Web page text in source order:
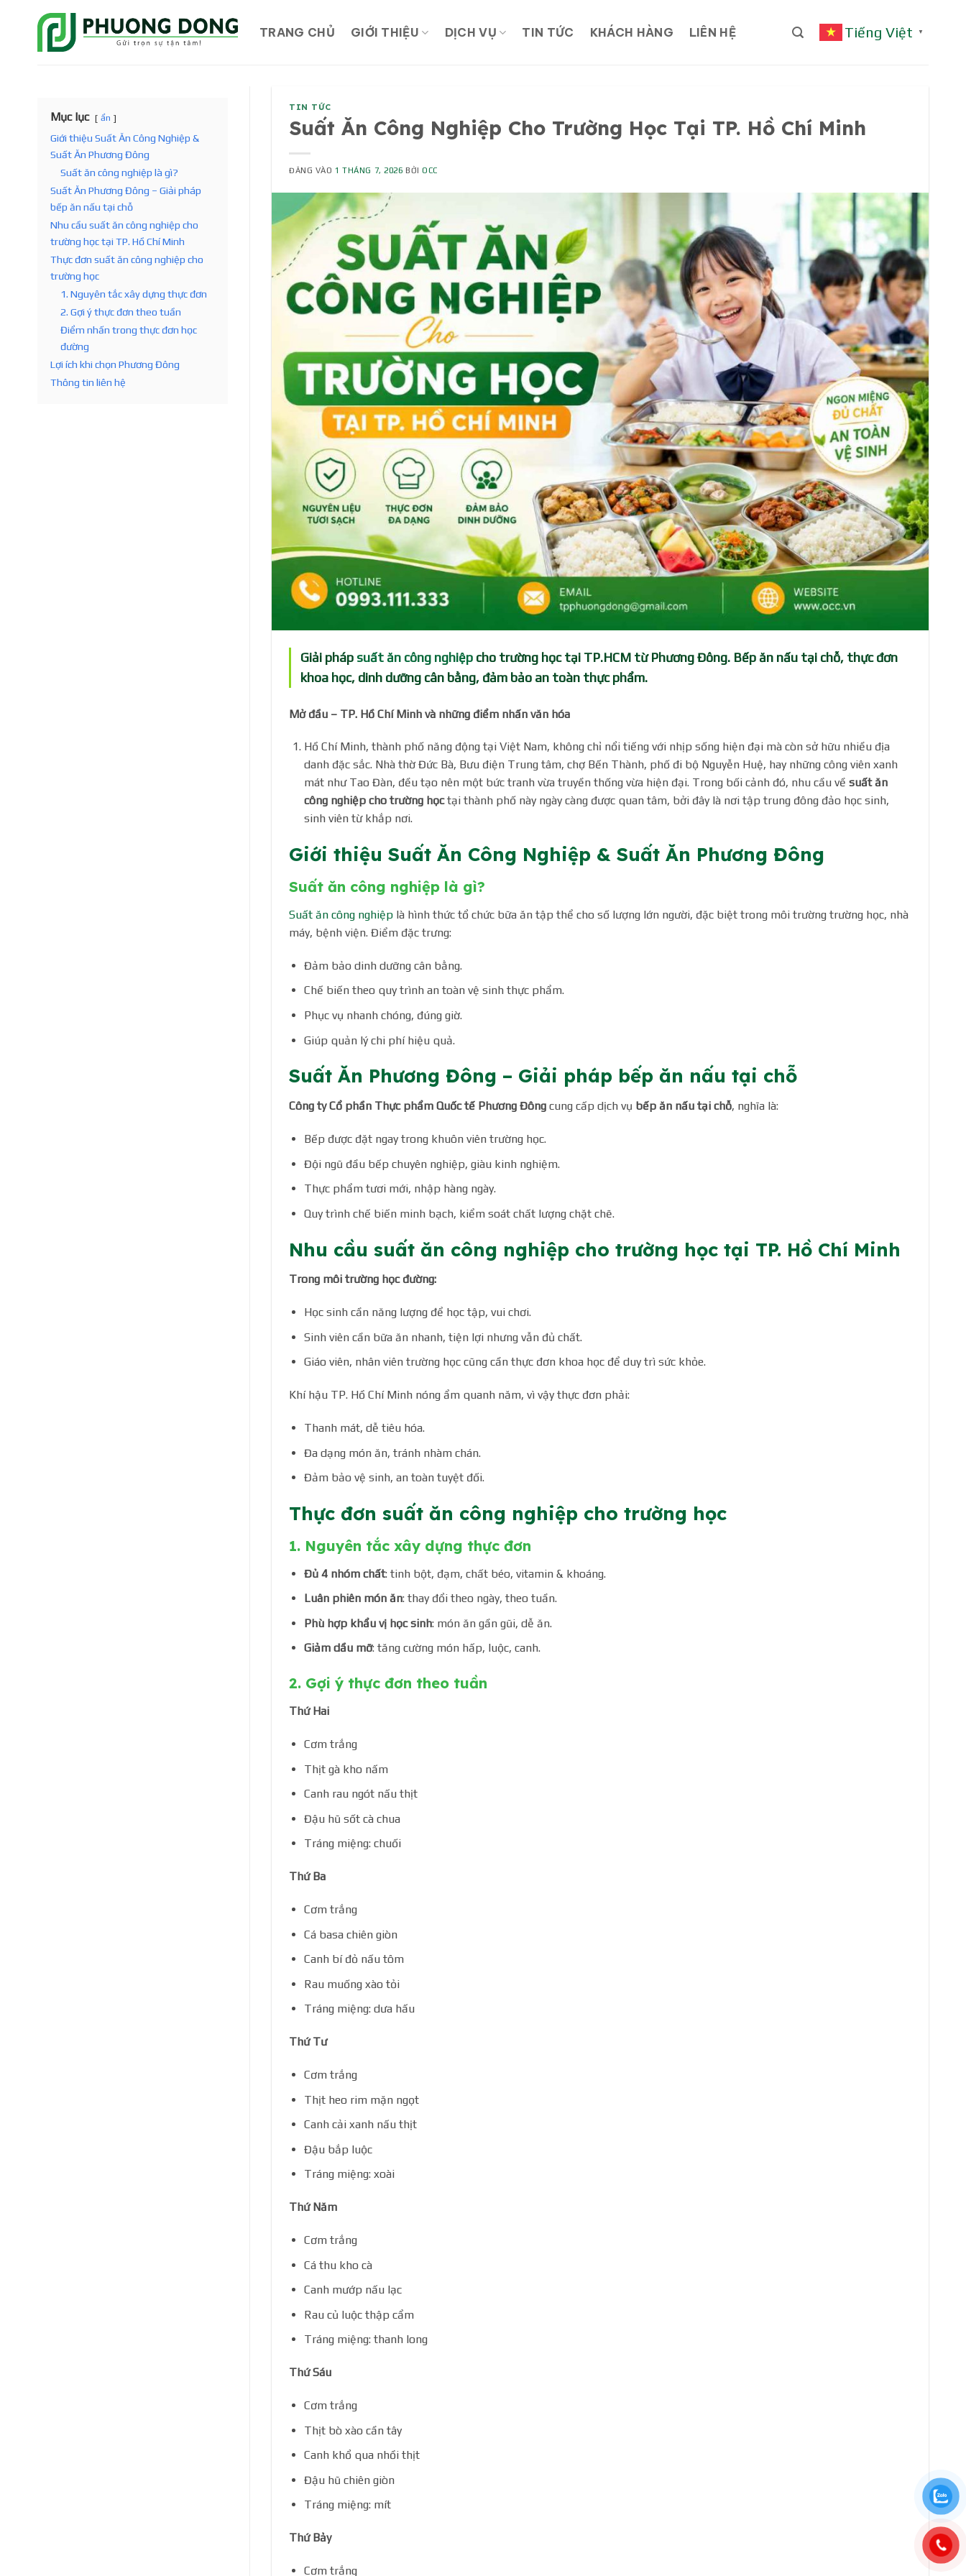
TRANG CHỦ GIỚI THIỆU DỊCH VỤ TIN TỨC KHÁCH HÀNG LIÊN HỆ Tiếng Việt ▼
Mục lục ẩn
Giới thiệu Suất Ăn Công Nghiệp &
Suất Ăn Phương Đông
Suất ăn công nghiệp là gì?
Suất Ăn Phương Đông – Giải pháp
bếp ăn nấu tại chỗ
Nhu cầu suất ăn công nghiệp cho
trường học tại TP. Hồ Chí Minh
Thực đơn suất ăn công nghiệp cho
trường học
1. Nguyên tắc xây dựng thực đơn
2. Gợi ý thực đơn theo tuần
Điểm nhấn trong thực đơn học
đường
Lợi ích khi chọn Phương Đông
Thông tin liên hệ
TIN TỨC
Suất Ăn Công Nghiệp Cho Trường Học Tại TP. Hồ Chí Minh
ĐĂNG VÀO 1 THÁNG 7, 2026 BỞIOCC
Giải pháp suất ăn công nghiệp cho trường học tại TP.HCM từ Phương Đông. Bếp ăn nấu tại chỗ, thực đơn
khoa học, dinh dưỡng cân bằng, đảm bảo an toàn thực phẩm.
Mở đầu – TP. Hồ Chí Minh và những điểm nhấn văn hóa
Hồ Chí Minh, thành phố năng động tại Việt Nam, không chỉ nổi tiếng với nhịp sống hiện đại mà còn sở hữu nhiều địa
danh đặc sắc. Nhà thờ Đức Bà, Bưu điện Trung tâm, chợ Bến Thành, phố đi bộ Nguyễn Huệ, hay những công viên xanh
mát như Tao Đàn, đều tạo nên một bức tranh vừa truyền thống vừa hiện đại. Trong bối cảnh đó, nhu cầu về suất ăn
công nghiệp cho trường họctại thành phố này ngày càng được quan tâm, bởi đây là nơi tập trung đông đảo học sinh,
sinh viên từ khắp nơi.
Giới thiệu Suất Ăn Công Nghiệp & Suất Ăn Phương Đông
Suất ăn công nghiệp là gì?
Suất ăn công nghiệp là hình thức tổ chức bữa ăn tập thể cho số lượng lớn người, đặc biệt trong môi trường trường học, nhà
máy, bệnh viện. Điểm đặc trưng:
Đảm bảo dinh dưỡng cân bằng.
Chế biến theo quy trình an toàn vệ sinh thực phẩm.
Phục vụ nhanh chóng, đúng giờ.
Giúp quản lý chi phí hiệu quả.
Suất Ăn Phương Đông – Giải pháp bếp ăn nấu tại chỗ
Công ty Cổ phần Thực phẩm Quốc tế Phương Đông cung cấp dịch vụ bếp ăn nấu tại chỗ, nghĩa là:
Bếp được đặt ngay trong khuôn viên trường học.
Đội ngũ đầu bếp chuyên nghiệp, giàu kinh nghiệm.
Thực phẩm tươi mới, nhập hàng ngày.
Quy trình chế biến minh bạch, kiểm soát chất lượng chặt chẽ.
Nhu cầu suất ăn công nghiệp cho trường học tại TP. Hồ Chí Minh
Trong môi trường học đường:
Học sinh cần năng lượng để học tập, vui chơi.
Sinh viên cần bữa ăn nhanh, tiện lợi nhưng vẫn đủ chất.
Giáo viên, nhân viên trường học cũng cần thực đơn khoa học để duy trì sức khỏe.
Khí hậu TP. Hồ Chí Minh nóng ẩm quanh năm, vì vậy thực đơn phải:
Thanh mát, dễ tiêu hóa.
Đa dạng món ăn, tránh nhàm chán.
Đảm bảo vệ sinh, an toàn tuyệt đối.
Thực đơn suất ăn công nghiệp cho trường học
1. Nguyên tắc xây dựng thực đơn
Đủ 4 nhóm chất: tinh bột, đạm, chất béo, vitamin & khoáng.
Luân phiên món ăn: thay đổi theo ngày, theo tuần.
Phù hợp khẩu vị học sinh: món ăn gần gũi, dễ ăn.
Giảm dầu mỡ: tăng cường món hấp, luộc, canh.
2. Gợi ý thực đơn theo tuần
Thứ Hai
Cơm trắng
Thịt gà kho nấm
Canh rau ngót nấu thịt
Đậu hũ sốt cà chua
Tráng miệng: chuối
Thứ Ba
Cơm trắng
Cá basa chiên giòn
Canh bí đỏ nấu tôm
Rau muống xào tỏi
Tráng miệng: dưa hấu
Thứ Tư
Cơm trắng
Thịt heo rim mặn ngọt
Canh cải xanh nấu thịt
Đậu bắp luộc
Tráng miệng: xoài
Thứ Năm
Cơm trắng
Cá thu kho cà
Canh mướp nấu lạc
Rau củ luộc thập cẩm
Tráng miệng: thanh long
Thứ Sáu
Cơm trắng
Thịt bò xào cần tây
Canh khổ qua nhồi thịt
Đậu hũ chiên giòn
Tráng miệng: mít
Thứ Bảy
Cơm trắng